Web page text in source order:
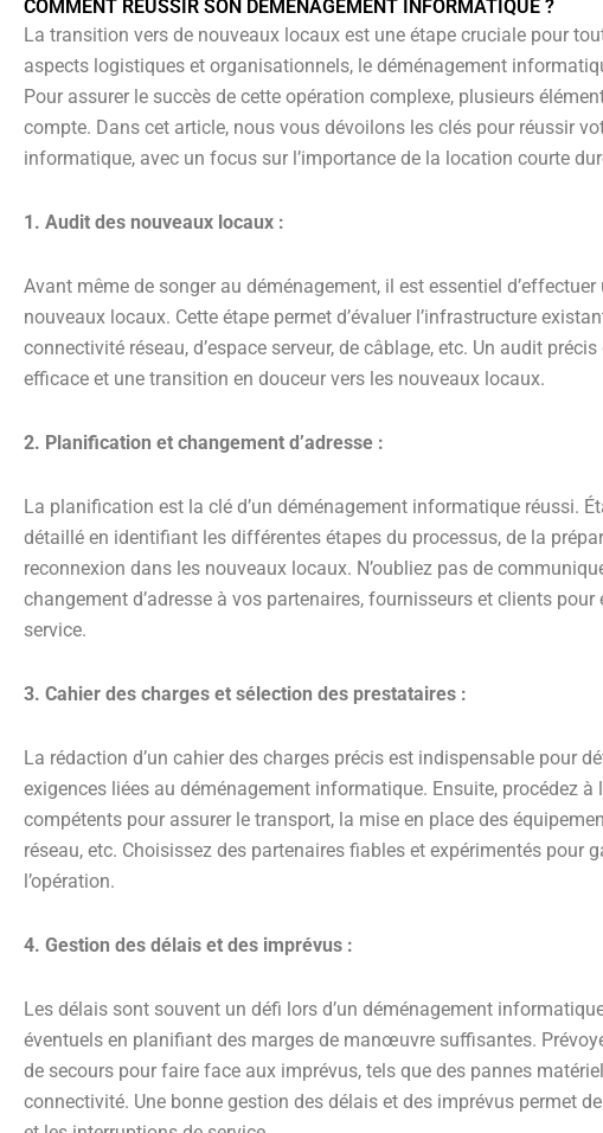
COMMENT RÉUSSIR SON DÉMÉNAGEMENT INFORMATIQUE ?
La transition vers de nouveaux locaux est une étape cruciale pour
aspects logistiques et organisationnels, le déménagement
Pour assurer le succès de cette opération complexe, plusieurs
compte. Dans cet article, nous vous dévoilons les clés pour réussir
informatique, avec un focus sur l’importance de la location courte
1. Audit des nouveaux locaux :
Avant même de songer au déménagement, il est essentiel
nouveaux locaux. Cette étape permet d’évaluer l’infrastructure
connectivité réseau, d’espace serveur, de câblage, etc. Un audit
efficace et une transition en douceur vers les nouveaux locaux.
2. Planification et changement d’adresse :
La planification est la clé d’un déménagement informatique réussi.
détaillé en identifiant les différentes étapes du processus, de la
reconnexion dans les nouveaux locaux. N’oubliez pas de
changement d’adresse à vos partenaires, fournisseurs et clients
service.
3. Cahier des charges et sélection des prestataires :
La rédaction d’un cahier des charges précis est indispensable pour
exigences liées au déménagement informatique. Ensuite, procédez
compétents pour assurer le transport, la mise en place des
réseau, etc. Choisissez des partenaires fiables et expérimentés pour
l’opération.
4. Gestion des délais et des imprévus :
Les délais sont souvent un défi lors d’un déménagement
éventuels en planifiant des marges de manœuvre suffisantes.
de secours pour faire face aux imprévus, tels que des pannes
connectivité. Une bonne gestion des délais et des imprévus permet